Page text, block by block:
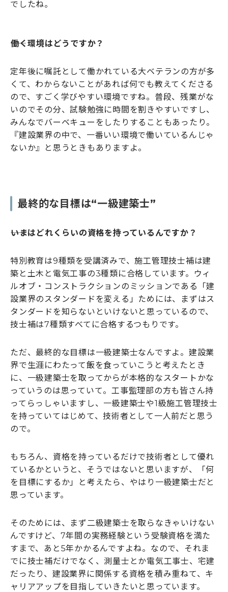
でしたね。
――働く環境はどうですか？
定年後に嘱託として働かれている大ベテランの方が多
くて、わからないことがあれば何でも教えてくださる
ので、すごく学びやすい環境ですね。普段、残業がな
いのでその分、試験勉強に時間を割きやすいですし、
みんなでバーベキューをしたりすることもあったり。
『建設業界の中で、一番いい環境で働いているんじゃ
ないか』と思うときもありますよ。
最終的な目標は“一級建築士”
――いまはどれくらいの資格を持っているんですか？
特別教育は9種類を受講済みで、施工管理技士補は建
築と土木と電気工事の3種類に合格しています。ウィ
ルオブ・コンストラクションのミッションである「建
設業界のスタンダードを変える」ためには、まずはス
タンダードを知らないといけないと思っているので、
技士補は7種類すべてに合格するつもりです。
ただ、最終的な目標は一級建築士なんですよ。建設業
界で生涯にわたって飯を食っていこうと考えたとき
に、一級建築士を取ってからが本格的なスタートかな
っていうのは思っていて。工事監理部の方も皆さん持
ってらっしゃいますし、一級建築士や1級施工管理技士
を持っていてはじめて、技術者として一人前だと思う
ので。
もちろん、資格を持っているだけで技術者として優れ
ているかというと、そうではないと思いますが、「何
を目標にするか」と考えたら、やはり一級建築士だと
思っています。
そのためには、まず二級建築士を取らなきゃいけない
んですけど、7年間の実務経験という受験資格を満た
すまで、あと5年かかるんですよね。なので、それま
でに技士補だけでなく、測量士とか電気工事士、宅建
だったり、建設業界に関係する資格を積み重ねて、キ
ャリアアップを目指していきたいと思っています。